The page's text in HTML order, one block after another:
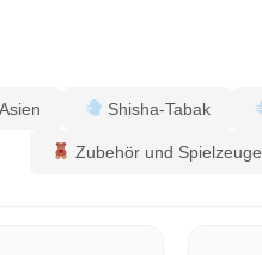
Asien Shisha-Tabak
Zubehör und Spielzeuge